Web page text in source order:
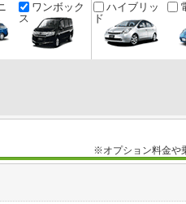
ワンボック
ス
ハイブリッ
ド
※オプション料金や